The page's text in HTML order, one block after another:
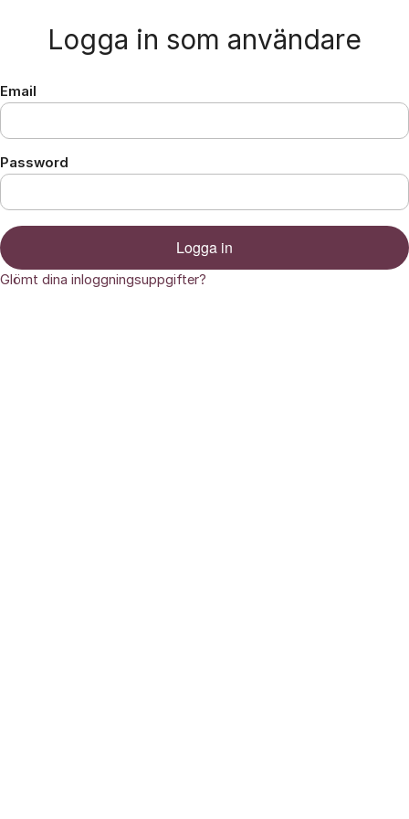
Logga in som användare
Email
Password
Logga in
Glömt dina inloggningsuppgifter?